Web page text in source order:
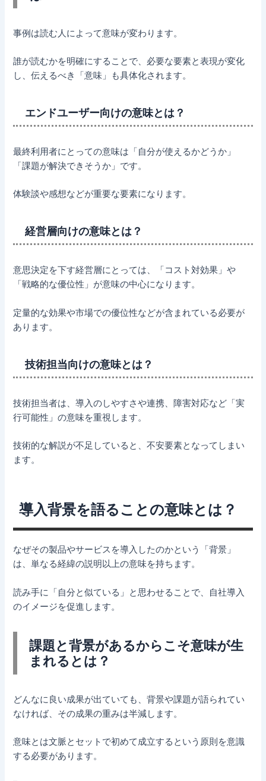
事例は読む人によって意味が変わります。
誰が読むかを明確にすることで、必要な要素と表現が変化
し、伝えるべき「意味」も具体化されます。
エンドユーザー向けの意味とは？
最終利用者にとっての意味は「自分が使えるかどうか」
「課題が解決できそうか」です。
体験談や感想などが重要な要素になります。
経営層向けの意味とは？
意思決定を下す経営層にとっては、「コスト対効果」や
「戦略的な優位性」が意味の中心になります。
定量的な効果や市場での優位性などが含まれている必要が
あります。
技術担当向けの意味とは？
技術担当者は、導入のしやすさや連携、障害対応など「実
行可能性」の意味を重視します。
技術的な解説が不足していると、不安要素となってしまい
ます。
導入背景を語ることの意味とは？
なぜその製品やサービスを導入したのかという「背景」
は、単なる経緯の説明以上の意味を持ちます。
読み手に「自分と似ている」と思わせることで、自社導入
のイメージを促進します。
課題と背景があるからこそ意味が生
まれるとは？
どんなに良い成果が出ていても、背景や課題が語られてい
なければ、その成果の重みは半減します。
意味とは文脈とセットで初めて成立するという原則を意識
する必要があります。